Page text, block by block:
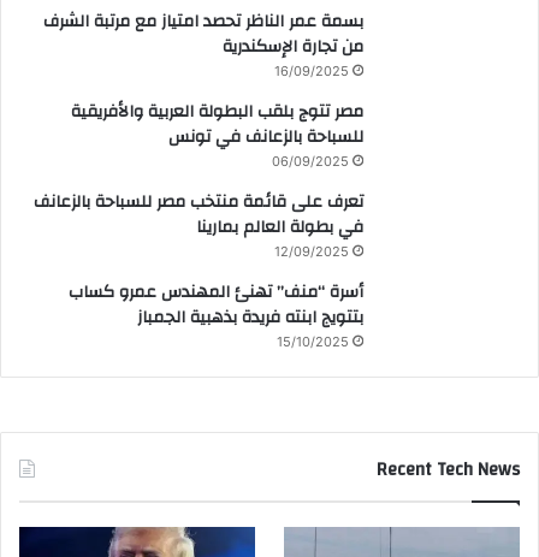
بسمة عمر الناظر تحصد امتياز مع مرتبة الشرف
من تجارة الإسكندرية
16/09/2025
مصر تتوج بلقب البطولة العربية والأفريقية
للسباحة بالزعانف في تونس
06/09/2025
تعرف على قائمة منتخب مصر للسباحة بالزعانف
في بطولة العالم بمارينا
12/09/2025
أسرة “منف” تهنئ المهندس عمرو كساب
بتتويج ابنته فريدة بذهبية الجمباز
15/10/2025
Recent Tech News